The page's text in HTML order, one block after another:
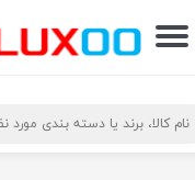
​جستجو
حساب کاربری من